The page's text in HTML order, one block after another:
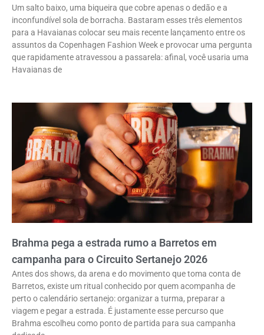
Um salto baixo, uma biqueira que cobre apenas o dedão e a
inconfundível sola de borracha. Bastaram esses três elementos
para a Havaianas colocar seu mais recente lançamento entre os
assuntos da Copenhagen Fashion Week e provocar uma pergunta
que rapidamente atravessou a passarela: afinal, você usaria uma
Havaianas de
Brahma pega a estrada rumo a Barretos em
campanha para o Circuito Sertanejo 2026
Antes dos shows, da arena e do movimento que toma conta de
Barretos, existe um ritual conhecido por quem acompanha de
perto o calendário sertanejo: organizar a turma, preparar a
viagem e pegar a estrada. É justamente esse percurso que
Brahma escolheu como ponto de partida para sua campanha